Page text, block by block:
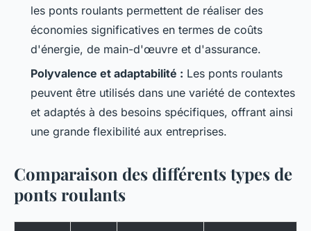
les ponts roulants permettent de réaliser des
économies significatives en termes de coûts
d'énergie, de main-d'œuvre et d'assurance.
Polyvalence et adaptabilité : Les ponts roulants
peuvent être utilisés dans une variété de contextes
et adaptés à des besoins spécifiques, offrant ainsi
une grande flexibilité aux entreprises.
Comparaison des différents types de
ponts roulants